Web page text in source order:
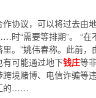
协议，可以将过去由
时“需要等排期”。 “在
。”姚伟春称。此前，
可能通过地下钱庄等
境赌博、电信诈骗等
的……